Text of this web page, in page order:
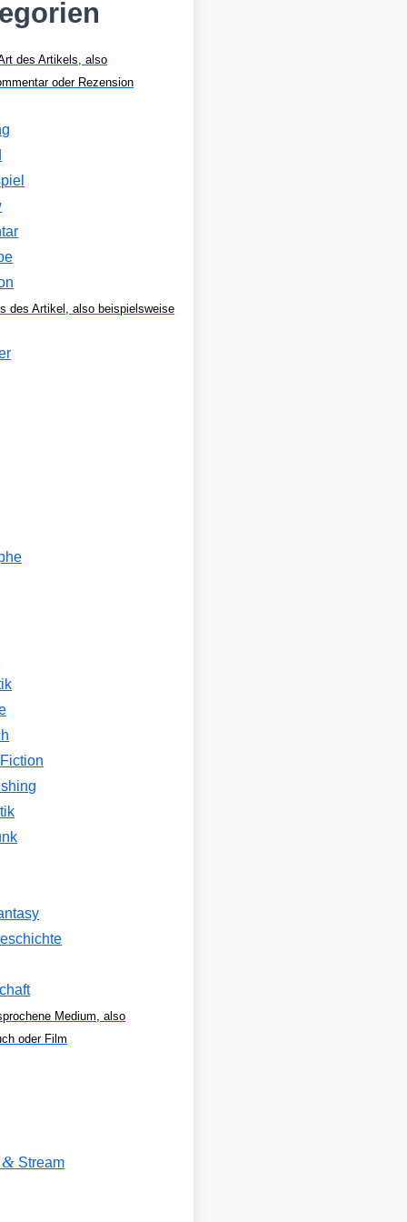
des Artikels, also
oder Rezension
des Artikel, also beispielsweise
Medium, also
oder Film
& Stream